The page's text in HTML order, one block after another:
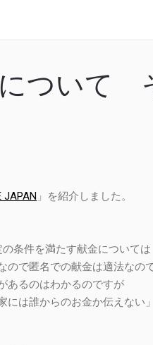
ついて
JAPAN 」を紹介しました。
条件を満たす献金については
ので匿名での献金は適法なの
あるのはわかるのですが
には誰からのお金か伝えない